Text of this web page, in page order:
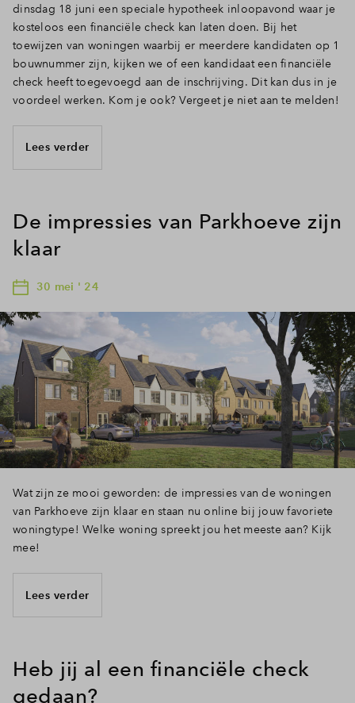
dinsdag 18 juni een speciale hypotheek inloopavond waar je
kosteloos een financiële check kan laten doen. Bij het
toewijzen van woningen waarbij er meerdere kandidaten op 1
bouwnummer zijn, kijken we of een kandidaat een financiële
check heeft toegevoegd aan de inschrijving. Dit kan dus in je
voordeel werken. Kom je ook? Vergeet je niet aan te melden!
Lees verder
De impressies van Parkhoeve zijn
klaar
30 mei ' 24
Wat zijn ze mooi geworden: de impressies van de woningen
van Parkhoeve zijn klaar en staan nu online bij jouw favoriete
woningtype! Welke woning spreekt jou het meeste aan? Kijk
mee!
Lees verder
Heb jij al een financiële check
gedaan?